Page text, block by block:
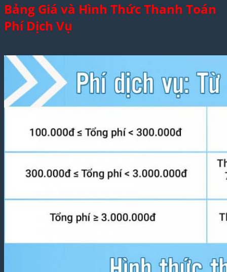
Bảng Giá và Hình Thức Thanh Toán
Phí Dịch Vụ